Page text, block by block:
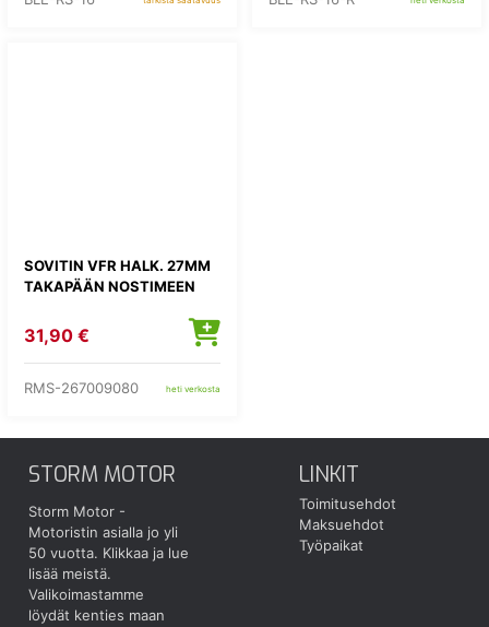
SOVITIN VFR HALK. 27MM
TAKAPÄÄN NOSTIMEEN
31,90 €
RMS-267009080 heti verkosta
STORM MOTOR
Storm Motor -
Motoristin asialla jo yli
50 vuotta. Klikkaa ja lue
lisää meistä.
Valikoimastamme
löydät kenties maan
LINKIT
Toimitusehdot
Maksuehdot
Työpaikat